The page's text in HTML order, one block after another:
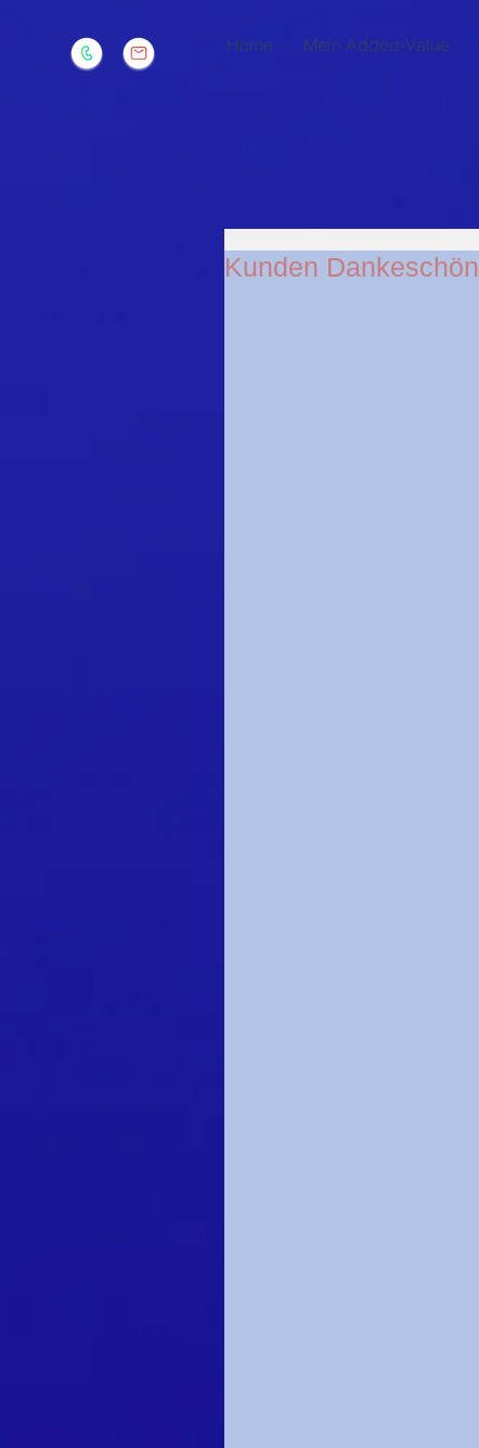
Home Mein Added-Value
Kunden Dankeschön